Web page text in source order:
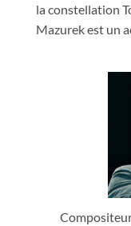
la constellation
Mazurek est un